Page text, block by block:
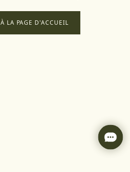
LA PAGE D'ACCUEIL